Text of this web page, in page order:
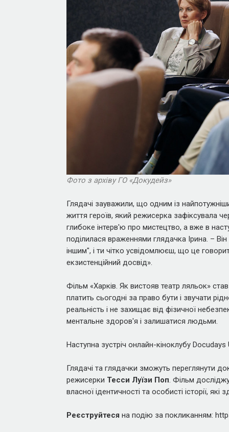
Фото з архіву ГО «Докудейз»
Глядачі зауважили, що одним із
життя героїв, який режисерка зафіксувала
глибоке інтерв'ю про мистецтво, а вже в
поділилася враженнями глядачка Ірина. –
іншим", і ти чітко усвідомлюєш, що це
екзистенційний досвід».
Фільм «Харків. Як вистояв театр ляльок»
платить сьогодні за право бути і звучати
реальність і не захищає від фізичної
ментальне здоров'я і залишатися людьми.
Наступна зустріч онлайн-кіноклубу
Глядачі та глядачки зможуть переглянути
режисерки Тесси Луїзи Поп. Фільм
власної ідентичності та особисті історії,
Реєструйтеся на подію за покликанням: